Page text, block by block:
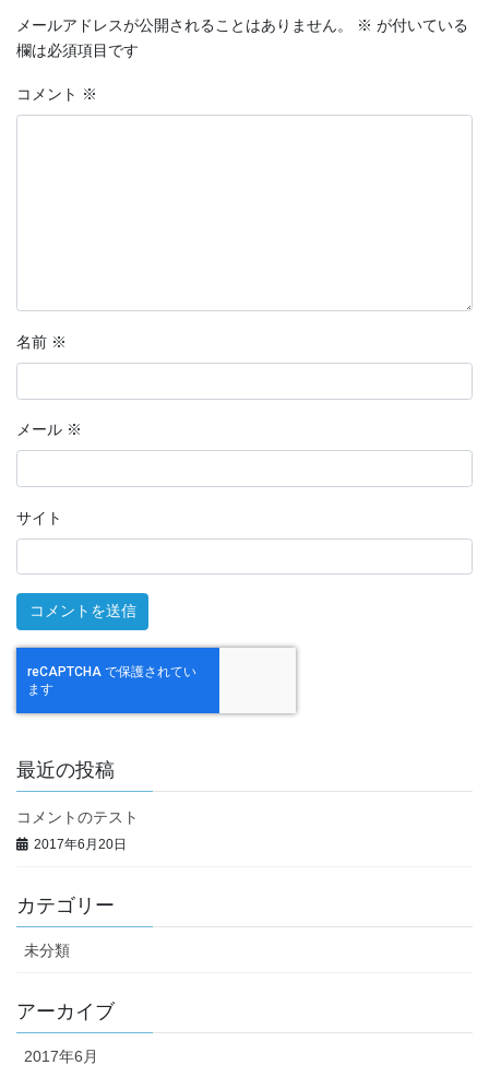
メールアドレスが公開されることはありません。 ※ が付いている
欄は必須項目です
コメント ※
名前 ※
メール ※
サイト
最近の投稿
コメントのテスト
2017年6月20日
カテゴリー
未分類
アーカイブ
2017年6月